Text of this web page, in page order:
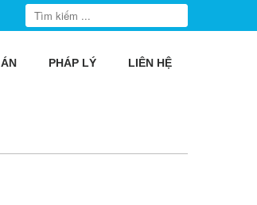
PHÁP LÝ LIÊN HỆ